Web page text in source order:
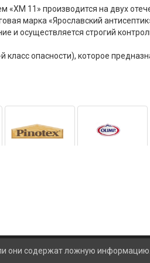
«ХМ 11» производится на двух
марка «Ярославский
и осуществляется строгий
опасности), которое
они содержат ложную информацию.